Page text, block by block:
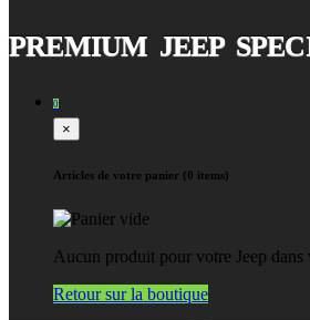
PREMIUM JEEP
0
×
Articles de votre panier (0 items)
Aucun produit pour votre Jeep dans
Retour sur la boutique